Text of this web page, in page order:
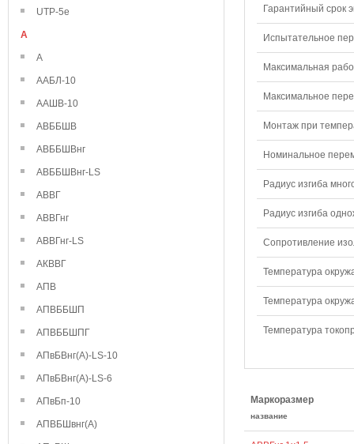
UTP-5e
А
А
ААБЛ-10
ААШВ-10
АВББШВ
АВББШВнг
АВББШВнг-LS
АВВГ
АВВГнг
АВВГнг-LS
АКВВГ
АПВ
АПВББШП
АПВББШПГ
АПвБВнг(А)-LS-10
АПвБВнг(А)-LS-6
АПвБп-10
АПВБШвнг(А)
Гарантийный срок
Испытательное
Максимальная
Максимальное
Монтаж при
Номинальное
Радиус изгиба
Радиус изгиба
Сопротивление
Температура
Температура
Температура
Маркоразмер
название